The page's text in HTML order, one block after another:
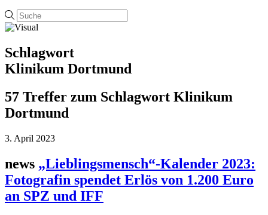
Schlagwort
Klinikum Dortmund
57 Treffer zum Schlagwort Klinikum
Dortmund
3. April 2023
news „Lieblingsmensch“-Kalender 2023:
Fotografin spendet Erlös von 1.200 Euro
an SPZ und IFF